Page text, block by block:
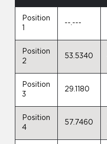
Position
--.---
Position
2
53.5340
Position
3
29.1180
Position
4
57.7460